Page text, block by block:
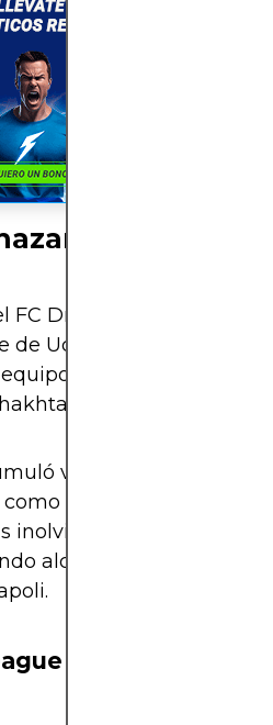
europea
FC Dnipro pasó a
de Ucrania), donde
más
Donetsk y el
varios
el tercer gran club
inolvidable llegó en la
alcanzó la final tras
2015